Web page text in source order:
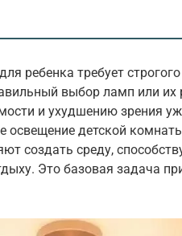
ребенка требует
выбор ламп или
и ухудшению зрения
освещение детской
создать среду,
Это базовая задача